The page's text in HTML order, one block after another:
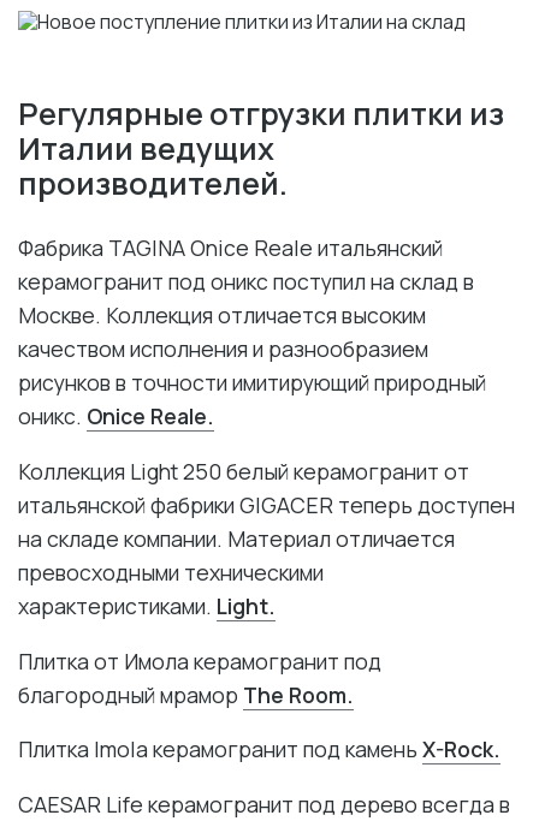
Регулярные отгрузки плитки из
Италии ведущих
производителей.
Фабрика TAGINA Onice Reale итальянский
керамогранит под оникс поступил на склад в
Москве. Коллекция отличается высоким
качеством исполнения и разнообразием
рисунков в точности имитирующий природный
оникс. Onice Reale.
Коллекция Light 250 белый керамогранит от
итальянской фабрики GIGACER теперь доступен
на складе компании. Материал отличается
превосходными техническими
характеристиками. Light.
Плитка от Имола керамогранит под
благородный мрамор The Room.
Плитка Imola керамогранит под камень X-Rock.
CAESAR Life керамогранит под дерево всегда в